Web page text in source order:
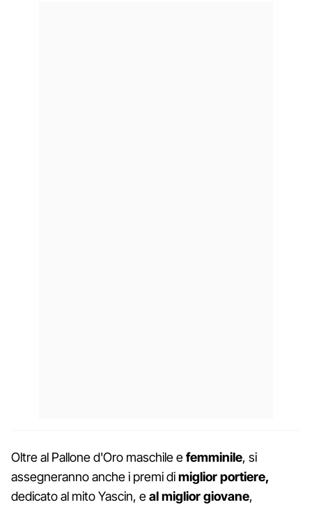
Oltre al Pallone d'Oro maschile efemminile, si
assegneranno anche i premi dimiglior portiere,
dedicato al mito Yascin, eal miglior giovane,